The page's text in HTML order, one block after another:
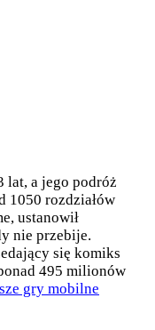
lat, a jego podróż
1050 rozdziałów
ustanowił
nie przebije.
się komiks
495 milionów
gry mobilne